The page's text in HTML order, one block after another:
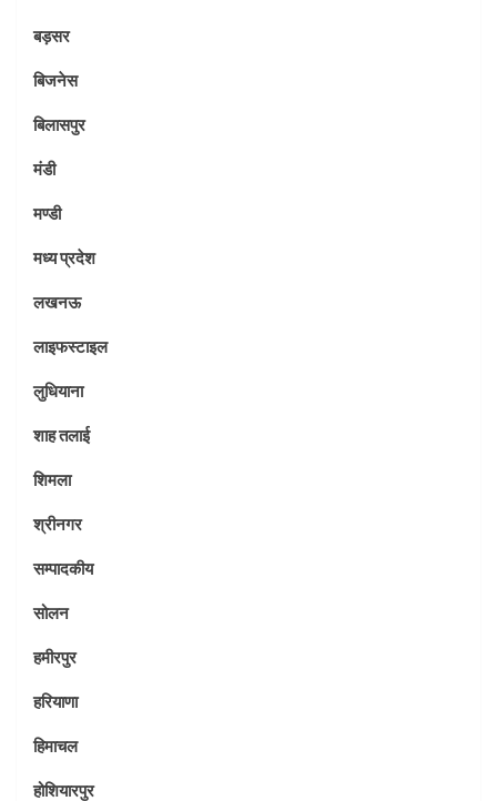
बड़सर
बिजनेस
बिलासपुर
मंडी
मण्डी
मध्य प्रदेश
लखनऊ
लाइफस्टाइल
लुधियाना
शाह तलाई
शिमला
श्रीनगर
सम्पादकीय
सोलन
हमीरपुर
हरियाणा
हिमाचल
होशियारपुर